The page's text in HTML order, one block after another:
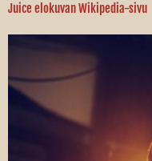
Juice elokuvan Wikipedia-sivu